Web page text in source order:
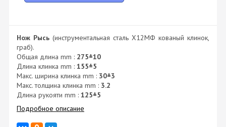
Нож Рысь (инструментальная сталь Х12МФ кованый клинок,
граб).
Общая длина mm : 275±10
Длина клинка mm : 155±5
Макс. ширина клинка mm : 30±3
Макс. толщина клинка mm : 3.2
Длина рукояти mm : 125±5
Подробное описание